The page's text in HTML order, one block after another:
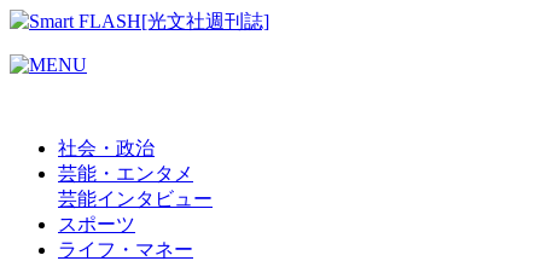
社会・政治
芸能・エンタメ
芸能インタビュー
スポーツ
ライフ・マネー